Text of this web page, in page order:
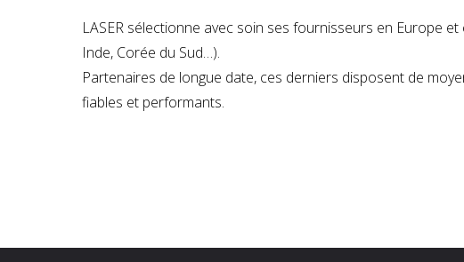
LASER sélectionne avec soin ses fournisseurs en Europe et
Inde, Corée du Sud…).
Partenaires de longue date, ces derniers disposent de
fiables et performants.